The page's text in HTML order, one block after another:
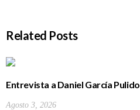
Related Posts
Entrevista a Daniel García Pulido
Agosto 3, 2026